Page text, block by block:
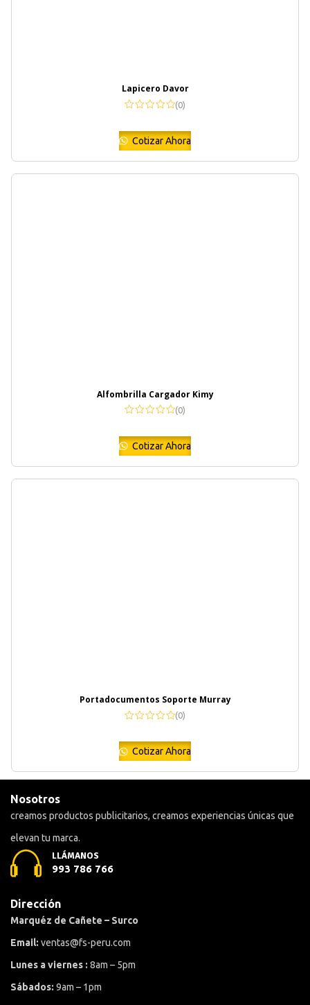
Lapicero Davor
(0)
Cotizar Ahora
Alfombrilla Cargador Kimy
(0)
Cotizar Ahora
Portadocumentos Soporte Murray
(0)
Cotizar Ahora
Nosotros
creamos productos publicitarios, creamos experiencias únicas que
elevan tu marca.
LLÁMANOS
993 786 766
Dirección
Marquéz de Cañete – Surco
Email: ventas@fs-peru.com
Lunes a viernes : 8am – 5pm
Sábados: 9am – 1pm